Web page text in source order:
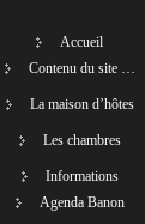
Accueil
Contenu du site …
La maison d’hôtes
Les chambres
Informations
Agenda Banon